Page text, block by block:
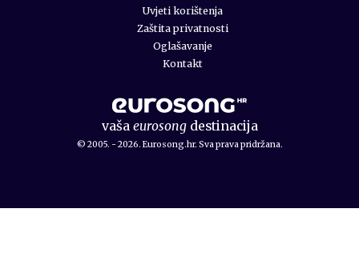
vaša eurosongdestinacija
© 2005. - 2026. Eurosong.hr. Sva prava pridržana.
Uvjeti korištenja
Zaštita privatnosti
Oglašavanje
Kontakt